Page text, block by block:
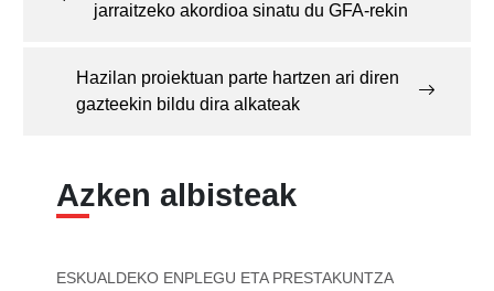
jarraitzeko akordioa sinatu du GFA-rekin
Hazilan proiektuan parte hartzen ari diren
gazteekin bildu dira alkateak
Azken albisteak
ESKUALDEKO ENPLEGU ETA PRESTAKUNTZA